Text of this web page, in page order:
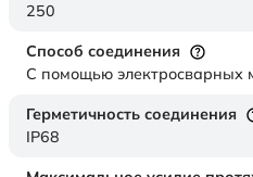
250
Способ соединения
С помощью электросварных
Герметичность соединения
IP68